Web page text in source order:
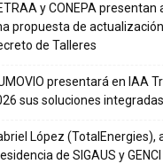
y CONEPA presentan
propuesta de actualización
de Talleres
presentará en IAA
sus soluciones
López (TotalEnergies),
de SIGAUS y GENCI